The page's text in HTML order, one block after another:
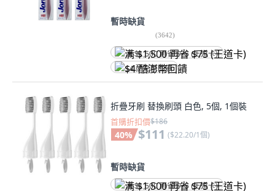
暫時缺貨
(3642)
满 $1,500 再省 $75 (王道卡)
$4 酷澎幣回饋
折疊牙刷 替換刷頭 白色, 5個, 1個裝
首購折扣價$186
40% $111 ($22.20/1個)
暫時缺貨
满 $1,500 再省 $75 (王道卡)